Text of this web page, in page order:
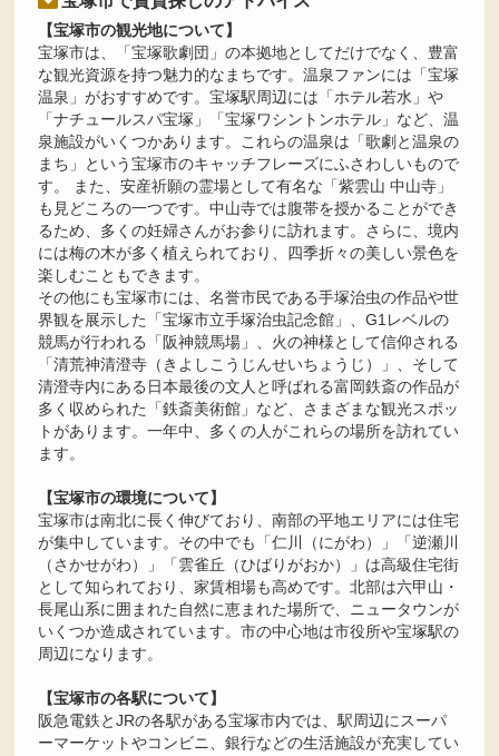
【宝塚市の観光地について】
宝塚市は、「宝塚歌劇団」の本拠地としてだけでなく、豊富
な観光資源を持つ魅力的なまちです。温泉ファンには「宝塚
温泉」がおすすめです。宝塚駅周辺には「ホテル若水」や
「ナチュールスパ宝塚」「宝塚ワシントンホテル」など、温
泉施設がいくつかあります。これらの温泉は「歌劇と温泉の
まち」という宝塚市のキャッチフレーズにふさわしいもので
す。 また、安産祈願の霊場として有名な「紫雲山 中山寺」
も見どころの一つです。中山寺では腹帯を授かることができ
るため、多くの妊婦さんがお参りに訪れます。さらに、境内
には梅の木が多く植えられており、四季折々の美しい景色を
楽しむこともできます。
その他にも宝塚市には、名誉市民である手塚治虫の作品や世
界観を展示した「宝塚市立手塚治虫記念館」、G1レベルの
競馬が行われる「阪神競馬場」、火の神様として信仰される
「清荒神清澄寺（きよしこうじんせいちょうじ）」、そして
清澄寺内にある日本最後の文人と呼ばれる富岡鉄斎の作品が
多く収められた「鉄斎美術館」など、さまざまな観光スポッ
トがあります。一年中、多くの人がこれらの場所を訪れてい
ます。
【宝塚市の環境について】
宝塚市は南北に長く伸びており、南部の平地エリアには住宅
が集中しています。その中でも「仁川（にがわ）」「逆瀬川
（さかせがわ）」「雲雀丘（ひばりがおか）」は高級住宅街
として知られており、家賃相場も高めです。北部は六甲山・
長尾山系に囲まれた自然に恵まれた場所で、ニュータウンが
いくつか造成されています。市の中心地は市役所や宝塚駅の
周辺になります。
【宝塚市の各駅について】
阪急電鉄とJRの各駅がある宝塚市内では、駅周辺にスーパ
ーマーケットやコンビニ、銀行などの生活施設が充実してい